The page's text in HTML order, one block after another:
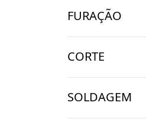
FURAÇÃO
CORTE
SOLDAGEM